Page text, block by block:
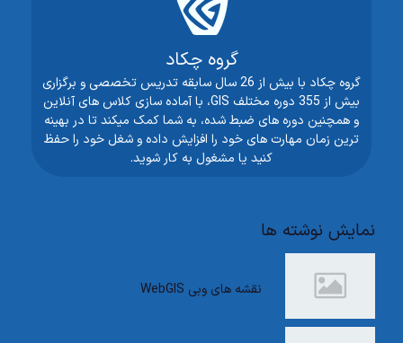
گروه چکاد
گروه چکاد با بیش از 26 سال سابقه تدریس تخصصی و برگزاری
بیش از 355 دوره مختلف GIS، با آماده سازی کلاس های آنلاین
و همچنین دوره های ضبط شده، به شما کمک میکند تا در بهینه
ترین زمان مهارت های خود را افزایش داده و شغل خود را حفظ
کنید یا مشغول به کار شوید.
نمایش نوشته ها
نقشه های وبی WebGIS